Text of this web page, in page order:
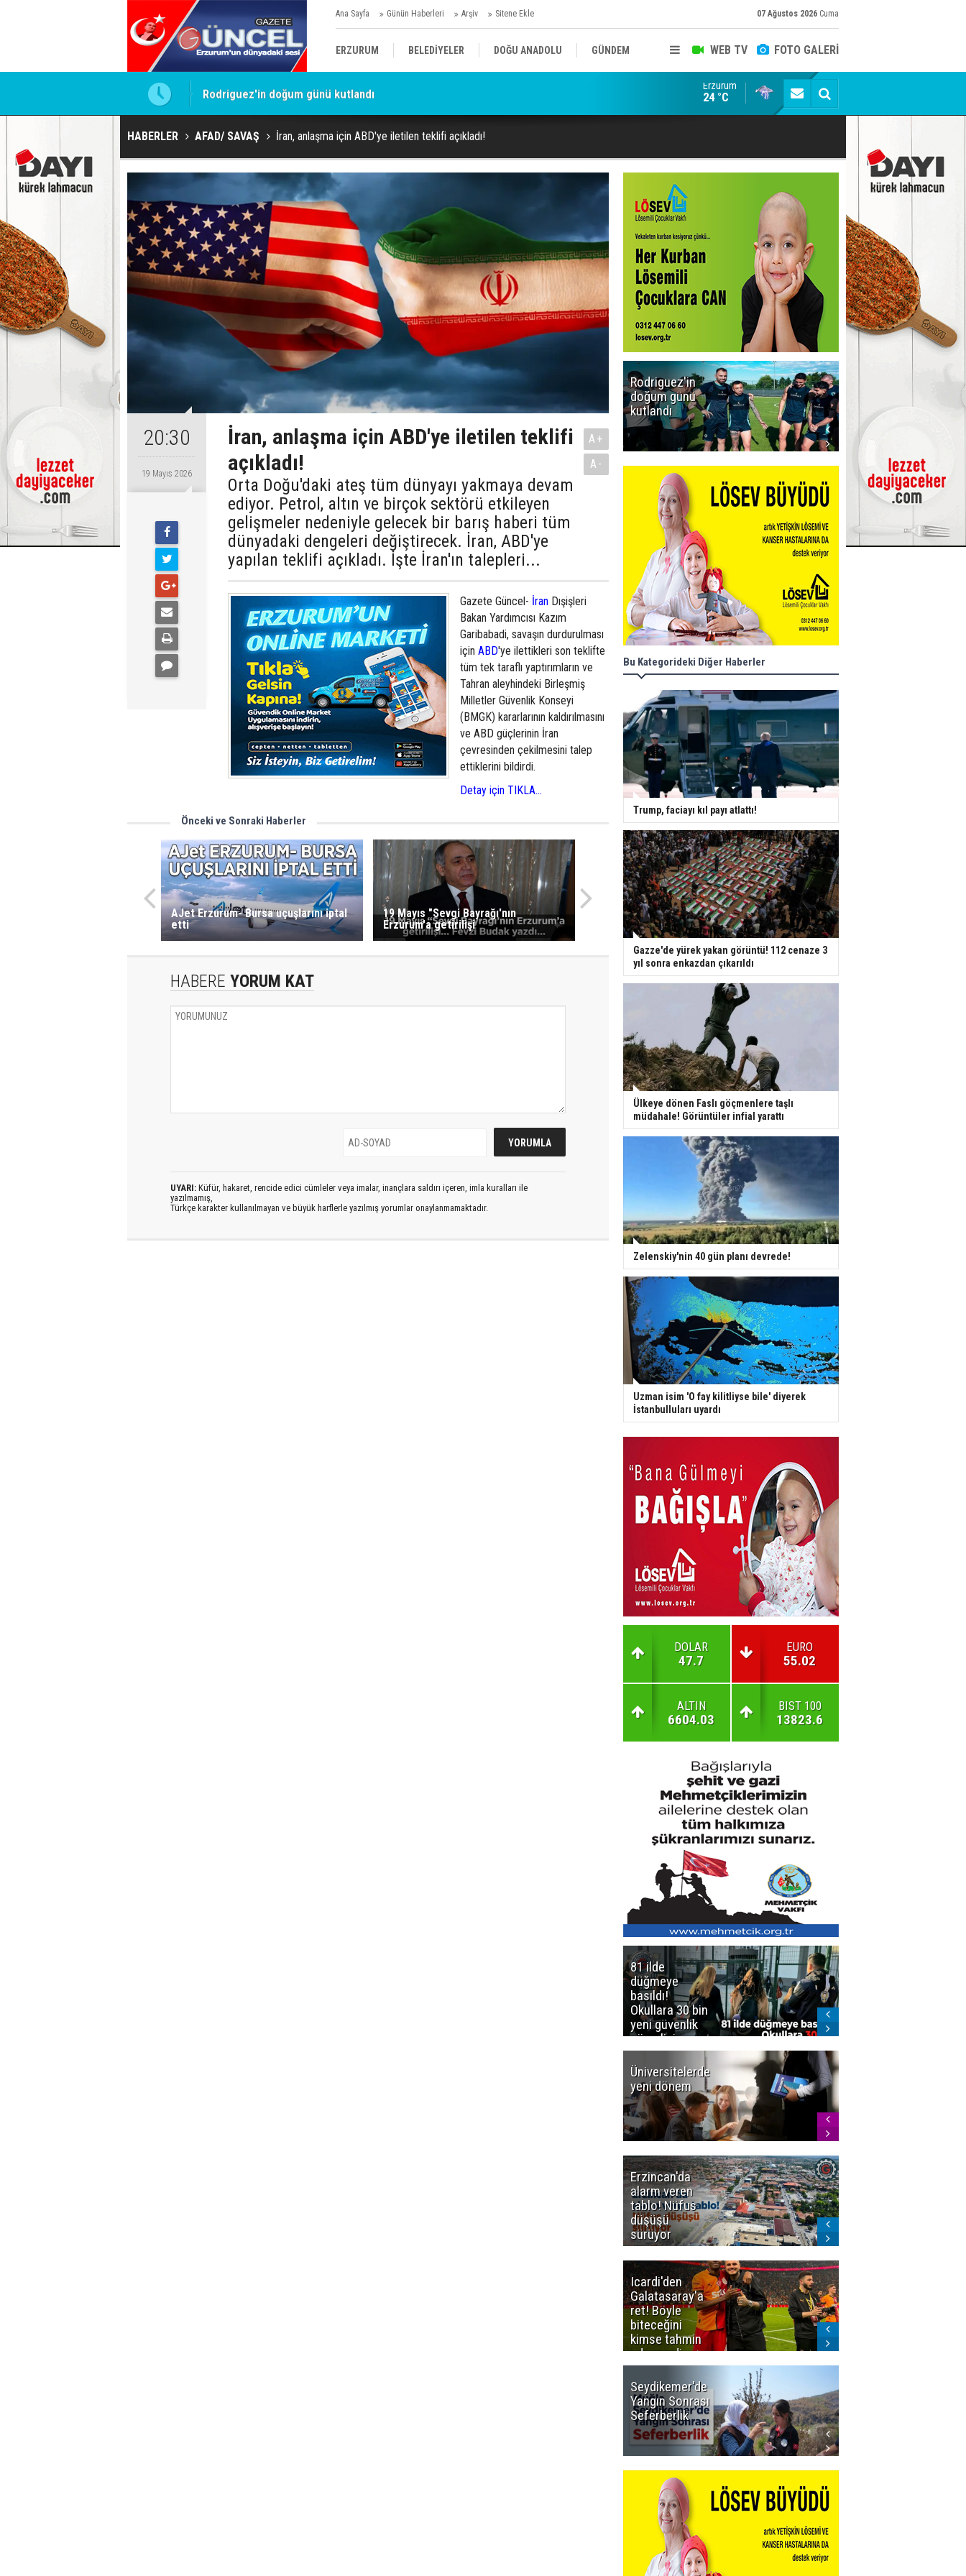
Ana Sayfa Günün Haberleri Arşiv Sitene Ekle 07 Ağustos 2026 Cuma
WEB TV FOTO GALERİ
ERZURUM BELEDİYELER DOĞU ANADOLU GÜNDEM
SİYASET
KÜLTÜR/SANAT//MAĞAZİN
Rodriguez'in doğum günü kutlandı 81 ilde düğmeye basıldı! Okullara 30 bin yeni
Erzurum
24 °C
HABERLER AFAD/ SAVAŞ İran, anlaşma için ABD'ye iletilen teklifi açıkladı!
20:30
19 Mayıs 2026
İran, anlaşma için ABD'ye iletilen teklifi
açıkladı!
Orta Doğu'daki ateş tüm dünyayı yakmaya devam
ediyor. Petrol, altın ve birçok sektörü etkileyen
gelişmeler nedeniyle gelecek bir barış haberi tüm
dünyadaki dengeleri değiştirecek. İran, ABD'ye
yapılan teklifi açıkladı. İşte İran'ın talepleri...
A+
A-
Gazete Güncel- İran Dışişleri
Bakan Yardımcısı Kazım
Garibabadi, savaşın durdurulması
için ABD'ye ilettikleri son teklifte
tüm tek taraflı yaptırımların ve
Tahran aleyhindeki Birleşmiş
Milletler Güvenlik Konseyi
(BMGK) kararlarının kaldırılmasını
ve ABD güçlerinin İran
çevresinden çekilmesini talep
ettiklerini bildirdi.
Detay için TIKLA...
Önceki ve Sonraki Haberler
AJet Erzurum- Bursa uçuşlarını iptal
etti
19 Mayıs "Sevgi Bayrağı'nın
Erzurum'a getirilişi
HABERE YORUM KAT
UYARI: Küfür, hakaret, rencide edici cümleler veya imalar, inançlara saldırı içeren, imla kuralları ile
yazılmamış,
Türkçe karakter kullanılmayan ve büyük harflerle yazılmış yorumlar onaylanmamaktadır.
Rodriguez'in
doğum günü
kutlandı
ret! Böyle
biteceğini
kimse tahmin
edemezdi
Bu Kategorideki Diğer Haberler
Trump, faciayı kıl payı atlattı!
Gazze'de yürek yakan görüntü! 112 cenaze 3
yıl sonra enkazdan çıkarıldı
Ülkeye dönen Faslı göçmenlere taşlı
müdahale! Görüntüler infial yarattı
Zelenskiy'nin 40 gün planı devrede!
Uzman isim 'O fay kilitliyse bile' diyerek
İstanbulluları uyardı
DOLAR
47.7
EURO
55.02
ALTIN
6604.03
BIST 100
13823.6
81 ilde
düğmeye
basıldı!
Okullara 30 bin
yeni güvenlik
görevlisi
Üniversitelerde
yeni dönem
Erzincan'da
alarm veren
tablo! Nüfus
düşüşü
sürüyor
Icardi'den
Galatasaray'a
ret! Böyle
biteceğini
kimse tahmin
edemezdi
Seydikemer'de
Yangın Sonrası
Seferberlik